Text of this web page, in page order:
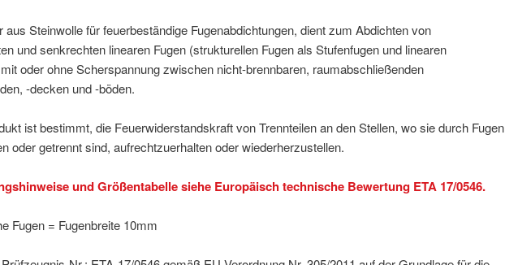
aus Steinwolle für feuerbeständige Fugenabdichtungen, dient zum Abdichten von
und senkrechten linearen Fugen (strukturellen Fugen als Stufenfugen und linearen
oder ohne Scherspannung zwischen nicht-brennbaren, raumabschließenden
-decken und -böden.
ist bestimmt, die Feuerwiderstandskraft von Trennteilen an den Stellen, wo sie durch Fugen
oder getrennt sind, aufrechtzuerhalten oder wiederherzustellen.
und Größentabelle siehe Europäisch technische Bewertung ETA 17/0546.
Fugen = Fugenbreite 10mm